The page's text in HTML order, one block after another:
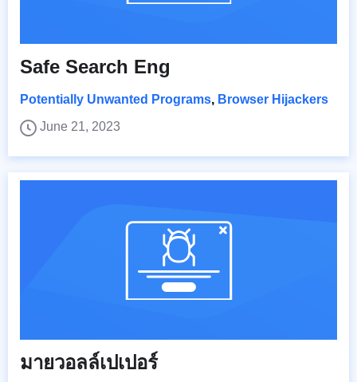
Safe Search Eng
Potentially Unwanted Programs, Browser Hijackers
June 21, 2023
มายวอลล์เปเปอร์